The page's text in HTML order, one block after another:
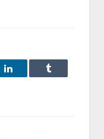
LinkedIn Tumblr